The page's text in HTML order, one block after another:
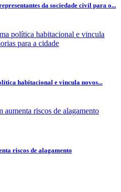
da sociedade civil para o...
habitacional e vincula novos...
riscos de alagamento